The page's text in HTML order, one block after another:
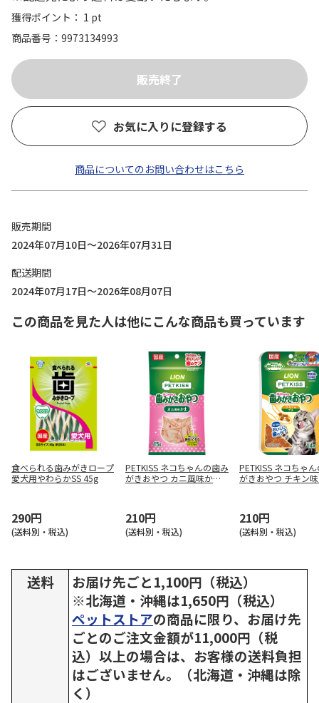
獲得ポイント： 1 pt
商品番号
9973134993
お気に入りに登録する
商品についてのお問い合わせはこちら
販売期間
2024年07月10日～2026年07月31日
配送期間
2024年07月17日～2026年08月07日
この商品を見た人は他にこんな商品も買っています
食べられる歯みがきロープ
愛犬用やわらかSS 45g
290円
(送料別・税込)
PETKISS ネコちゃんの歯み
がきおやつ カニ風味かま 1
210円
(送料別・税込)
PETKISS ネコちゃ
がきおやつ チキン
210円
(送料別・税込)
送料
お届け先ごと1,100円（税込）
※北海道・沖縄は1,650円（税込）
ペットストアの商品に限り、お届け先
ごとのご注文金額が11,000円（税
込）以上の場合は、お客様の送料負担
はございません。（北海道・沖縄は除
く）